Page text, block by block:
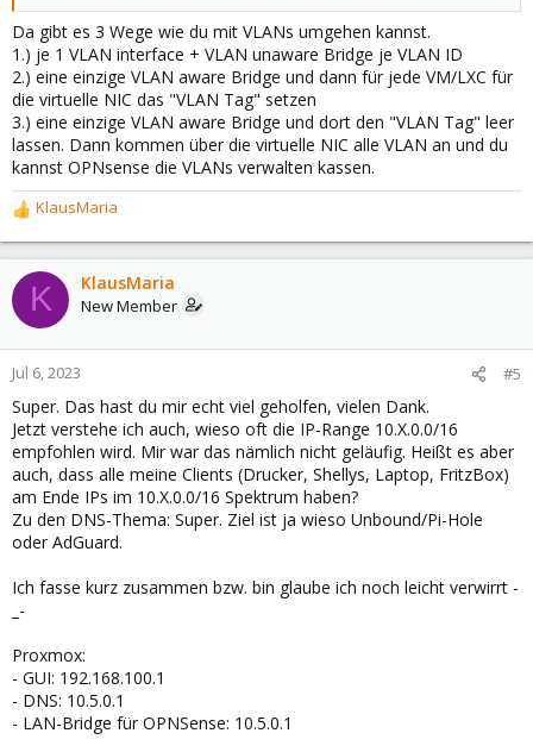
Da gibt es 3 Wege wie du mit VLANs umgehen kannst.
1.) je 1 VLAN interface + VLAN unaware Bridge je VLAN ID
2.) eine einzige VLAN aware Bridge und dann für jede VM/LXC für
die virtuelle NIC das "VLAN Tag" setzen
3.) eine einzige VLAN aware Bridge und dort den "VLAN Tag" leer
lassen. Dann kommen über die virtuelle NIC alle VLAN an und du
kannst OPNsense die VLANs verwalten kassen.
R
e
a
c
t
o
n
s
:
KlausMaria
K KlausMaria
New Member
Jul 6, 2023 #5
Super. Das hast du mir echt viel geholfen, vielen Dank.
Jetzt verstehe ich auch, wieso oft die IP-Range 10.X.0.0/16
empfohlen wird. Mir war das nämlich nicht geläufig. Heißt es aber
auch, dass alle meine Clients (Drucker, Shellys, Laptop, FritzBox)
am Ende IPs im 10.X.0.0/16 Spektrum haben?
Zu den DNS-Thema: Super. Ziel ist ja wieso Unbound/Pi-Hole
oder AdGuard.
Ich fasse kurz zusammen bzw. bin glaube ich noch leicht verwirrt -
_-
Proxmox:
- GUI: 192.168.100.1
- DNS: 10.5.0.1
- LAN-Bridge für OPNSense: 10.5.0.1